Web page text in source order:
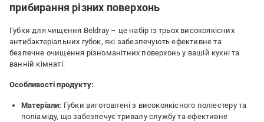
прибирання різних поверхонь
Губки для чищення Beldray – це набір із трьох високоякісних
антибактеріальних губок, які забезпечують ефективне та
безпечне очищення різноманітних поверхонь у вашій кухні та
ванній кімнаті.
Особливості продукту:
Матеріали: Губки виготовлені з високоякісного поліестеру та
поліаміду, що забезпечує тривалу службу та ефективне